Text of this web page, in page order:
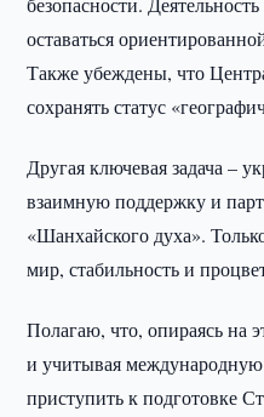
оставаться
Также убеждены, что
сохранять статус
Другая ключевая задача –
взаимную поддержку и
«Шанхайского духа».
мир, стабильность и
Полагаю, что, опираясь на
и учитывая
приступить к подготовке